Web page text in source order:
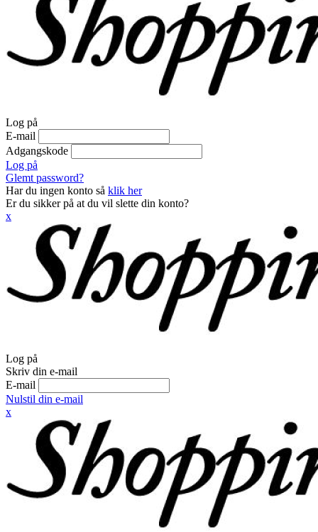
Log på
E-mail
Adgangskode
Log på
Glemt password?
Har du ingen konto så klik her
Er du sikker på at du vil slette din konto?
x
Log på
Skriv din e-mail
E-mail
Nulstil din e-mail
x